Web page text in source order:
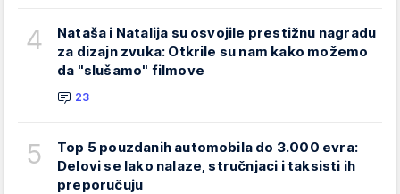
4
Nataša i Natalija su osvojile prestižnu nagradu
za dizajn zvuka: Otkrile su nam kako možemo
da "slušamo" filmove
23
5
Top 5 pouzdanih automobila do 3.000 evra:
Delovi se lako nalaze, stručnjaci i taksisti ih
preporučuju